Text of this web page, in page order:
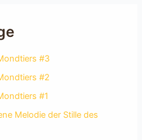
#3
#2
#1
Melodie der Stille des